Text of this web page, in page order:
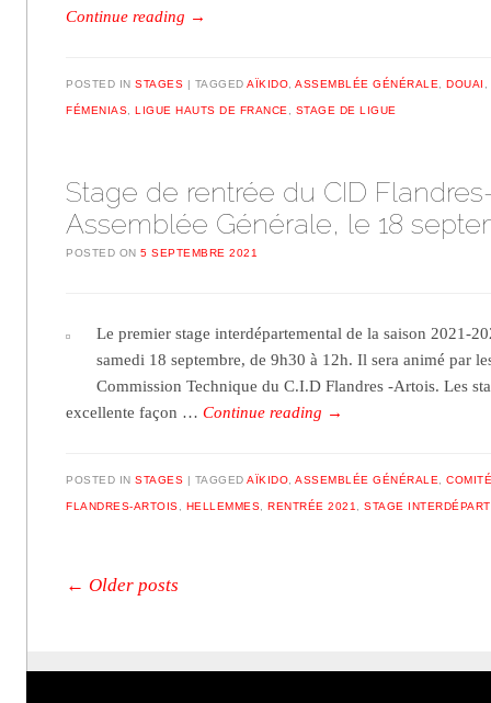
Continue reading →
POSTED INSTAGES TAGGEDAÏKIDO ,ASSEMBLÉE GÉNÉRALE ,DOUAI
FÉMENIAS ,LIGUE HAUTS DE FRANCE STAGE DE LIGUE
Stage de rentrée du CID
Assemblée Générale, le 18
POSTED ON5 SEPTEMBRE 2021
Le premier stage interdépartemental de la saison 2021-
samedi 18 septembre, de 9h30 à 12h. Il sera animé par
Commission Technique du C.I.D Flandres -Artois. Les
excellente façon …Continue reading →
POSTED INSTAGES TAGGEDAÏKIDO ,ASSEMBLÉE GÉNÉRALE ,
FLANDRES-ARTOIS HELLEMMES ,RENTRÉE 2021 ,STAGE
Post navigation
← Older posts